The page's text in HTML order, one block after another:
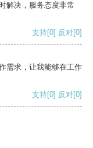
解决，服务态度非常
支持[0] 反对[0]
需求，让我能够在工作
支持[0] 反对[0]